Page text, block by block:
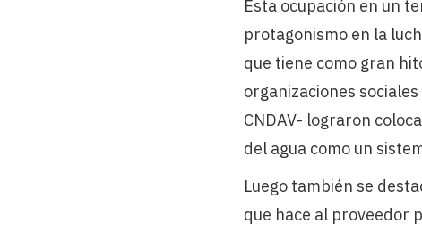
Esta ocupación en un
protagonismo en la
que tiene como gran
organizaciones
CNDAV- lograron
del agua como un
Luego también se
que hace al proveedor